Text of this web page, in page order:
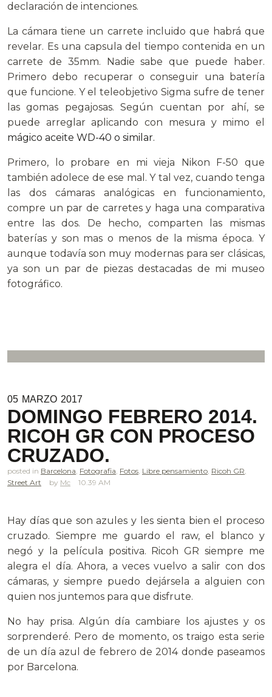
declaración de intenciones.
La cámara tiene un carrete incluido que habrá que
revelar. Es una capsula del tiempo contenida en un
carrete de 35mm. Nadie sabe que puede haber.
Primero debo recuperar o conseguir una batería
que funcione. Y el teleobjetivo Sigma sufre de tener
las gomas pegajosas. Según cuentan por ahí, se
puede arreglar aplicando con mesura y mimo el
mágico aceite WD-40 o similar.
Primero, lo probare en mi vieja Nikon F-50 que
también adolece de ese mal. Y tal vez, cuando tenga
las dos cámaras analógicas en funcionamiento,
compre un par de carretes y haga una comparativa
entre las dos. De hecho, comparten las mismas
baterías y son mas o menos de la misma época. Y
aunque todavía son muy modernas para ser clásicas,
ya son un par de piezas destacadas de mi museo
fotográfico.
05 MARZO 2017
DOMINGO FEBRERO 2014.
RICOH GR CON PROCESO
CRUZADO.
posted in Barcelona, Fotografia, Fotos, Libre pensamiento, Ricoh GR,
Street Art
Mc 10.39 AM
Hay días que son azules y les sienta bien el proceso
cruzado. Siempre me guardo el raw, el blanco y
negó y la película positiva. Ricoh GR siempre me
alegra el día. Ahora, a veces vuelvo a salir con dos
cámaras, y siempre puedo dejársela a alguien con
quien nos juntemos para que disfrute.
No hay prisa. Algún día cambiare los ajustes y os
sorprenderé. Pero de momento, os traigo esta serie
de un día azul de febrero de 2014 donde paseamos
por Barcelona.